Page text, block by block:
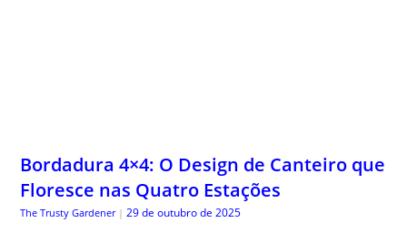
Bordadura 4×4: O Design de Canteiro que
Floresce nas Quatro Estações
The Trusty Gardener | 29 de outubro de 2025